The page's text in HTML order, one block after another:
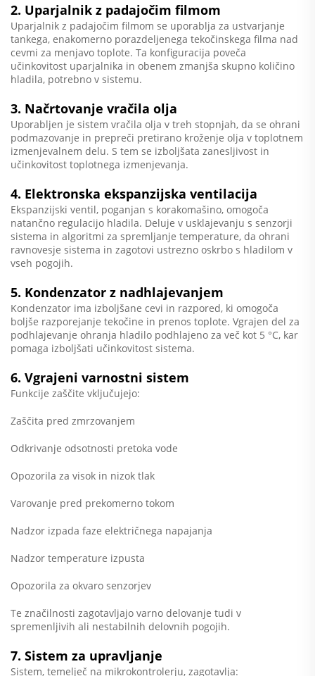
2. Uparjalnik z padajočim filmom
Uparjalnik z padajočim filmom se uporablja za ustvarjanje
tankega, enakomerno porazdeljenega tekočinskega filma nad
cevmi za menjavo toplote. Ta konfiguracija poveča
učinkovitost uparjalnika in obenem zmanjša skupno količino
hladila, potrebno v sistemu.
3. Načrtovanje vračila olja
Uporabljen je sistem vračila olja v treh stopnjah, da se ohrani
podmazovanje in prepreči pretirano kroženje olja v toplotnem
izmenjevalnem delu. S tem se izboljšata zanesljivost in
učinkovitost toplotnega izmenjevanja.
4. Elektronska ekspanzijska ventilacija
Ekspanzijski ventil, poganjan s korakomašino, omogoča
natančno regulacijo hladila. Deluje v usklajevanju s senzorji
sistema in algoritmi za spremljanje temperature, da ohrani
ravnovesje sistema in zagotovi ustrezno oskrbo s hladilom v
vseh pogojih.
5. Kondenzator z nadhlajevanjem
Kondenzator ima izboljšane cevi in razpored, ki omogoča
boljše razporejanje tekočine in prenos toplote. Vgrajen del za
podhlajevanje ohranja hladilo podhlajeno za več kot 5 °C, kar
pomaga izboljšati učinkovitost sistema.
6. Vgrajeni varnostni sistem
Funkcije zaščite vključujejo:
Zaščita pred zmrzovanjem
Odkrivanje odsotnosti pretoka vode
Opozorila za visok in nizok tlak
Varovanje pred prekomerno tokom
Nadzor izpada faze električnega napajanja
Nadzor temperature izpusta
Opozorila za okvaro senzorjev
Te značilnosti zagotavljajo varno delovanje tudi v
spremenljivih ali nestabilnih delovnih pogojih.
7. Sistem za upravljanje
Sistem, temelječ na mikrokontrolerju, zagotavlja: